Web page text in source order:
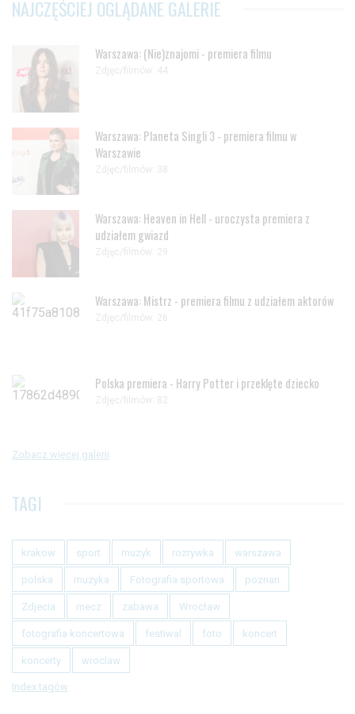
NAJCZĘŚCIEJ OGLĄDANE GALERIE
Warszawa: (Nie)znajomi - premiera filmu
Zdjęc/filmów: 44
Warszawa: Planeta Singli 3 - premiera filmu w
Warszawie
Zdjęc/filmów: 38
Warszawa: Heaven in Hell - uroczysta premiera z
udziałem gwiazd
Zdjęc/filmów: 29
Warszawa: Mistrz - premiera filmu z udziałem aktorów
Zdjęc/filmów: 26
Polska premiera - Harry Potter i przeklęte dziecko
Zdjęc/filmów: 82
Zobacz więcej galerii
TAGI
krakow sport muzyk rozrywka warszawa
polska muzyka Fotografia sportowa poznan
Zdjecia mecz zabawa Wrocław
fotografia koncertowa festiwal foto koncert
koncerty wroclaw
Index tagów